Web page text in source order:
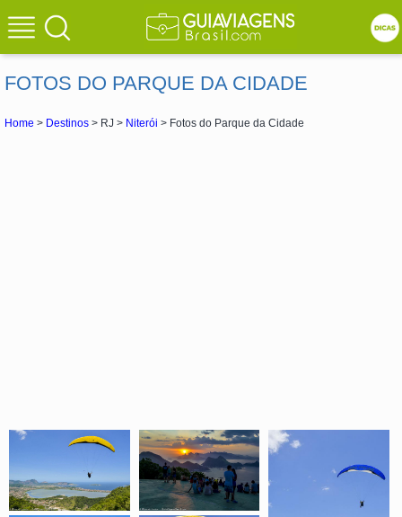
FOTOS DO PARQUE DA CIDADE
Home > Destinos > RJ > Niterói > Fotos do Parque da Cidade